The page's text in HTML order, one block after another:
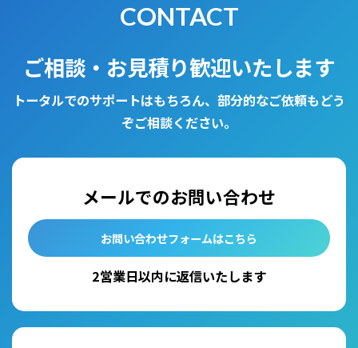
CONTACT
ご相談・お見積り歓迎いたします
トータルでのサポートはもちろん、部分的なご依頼もどう
ぞご相談ください。
メールでのお問い合わせ
お問い合わせフォームはこちら
2営業日以内に返信いたします